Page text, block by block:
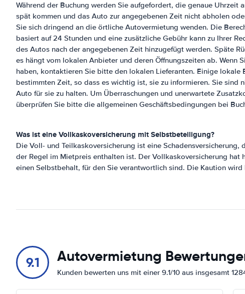
Während der Buchung werden Sie aufgefordert, die genaue Uhrzeit
spät kommen und das Auto zur angegebenen Zeit nicht abholen
Sie sich dringend an die örtliche Autovermietung wenden. Die
basiert auf 24 Stunden und eine zusätzliche Gebühr kann zu Ihrer
des Autos nach der angegebenen Zeit hinzugefügt werden. Späte
es hängt vom lokalen Anbieter und deren Öffnungszeiten ab. Wenn
haben, kontaktieren Sie bitte den lokalen Lieferanten. Einige lokale
bestimmten Zeit, so dass es wichtig ist, sie zu informieren. Sie sind
Auto für sie zu halten. Um Überraschungen und unerwartete
überprüfen Sie bitte die allgemeinen Geschäftsbedingungen bei
Was ist eine Vollkaskoversicherung mit Selbstbeteiligung?
Die Voll- und Teilkaskoversicherung ist eine Schadensversicherung,
der Regel im Mietpreis enthalten ist. Der Vollkaskoversicherung hat
einen Selbstbehalt, für den Sie verantwortlich sind. Die Kaution
9.1 Autovermietung
Kunden bewerten uns mit einer 9.1/10 aus insgesamt